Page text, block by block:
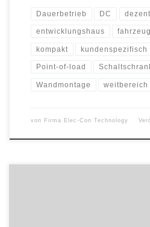
Dauerbetrieb DC
entwicklungshaus fahrzeug
kompakt kundenspezifisch
Point-of-load
Wandmontage weitbereich
von Firma Elec-Con Technology